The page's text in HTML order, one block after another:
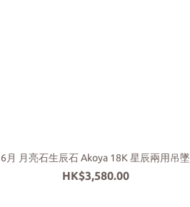
6月 月亮石生辰石 Akoya 18K 星辰兩用吊墜
HK$3,580.00